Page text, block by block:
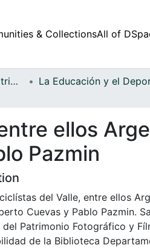
& CollectionsAll of
Fondo Archivo del Patrimonio Fotográfico y Fílmico del Valle del Cauca
ellos
Pazmin
del Valle, entre ellos
Cuevas y Pablo Pazmin.
del Patrimonio Fotográfico y
de la Biblioteca